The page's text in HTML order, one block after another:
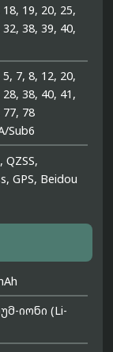
18, 19, 20, 25,
32, 38, 39, 40,
5, 7, 8, 12, 20,
28, 38, 40, 41,
77, 78
Sub6
QZSS,
GPS, Beidou
იონი (Li-